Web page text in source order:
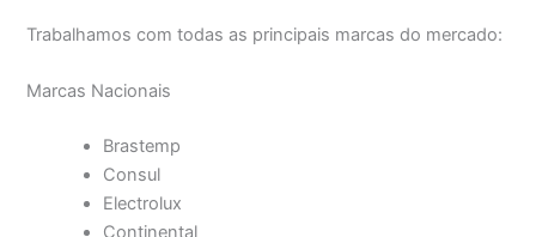
Trabalhamos com todas as principais marcas do mercado:
Marcas Nacionais
Brastemp
Consul
Electrolux
Continental